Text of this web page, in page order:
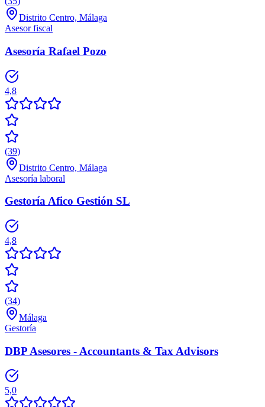
Distrito Centro, Málaga
Asesor fiscal
Asesoría Rafael Pozo
4,8
(39)
Distrito Centro, Málaga
Asesoría laboral
Gestoría Afico Gestión SL
4,8
(34)
Málaga
Gestoría
DBP Asesores - Accountants & Tax Advisors
5,0